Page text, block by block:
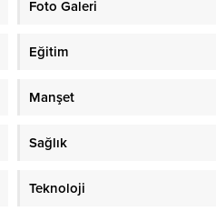
Foto Galeri
Eğitim
Manşet
Sağlık
Teknoloji